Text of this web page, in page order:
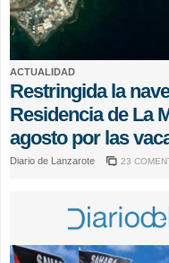
ACTUALIDAD
Restringida la
Residencia de La
agosto por las
Diario de Lanzarote 23